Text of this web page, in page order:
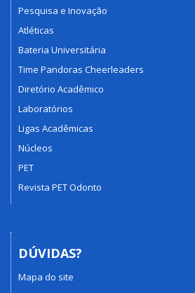
Pesquisa e Inovação
Atléticas
Bateria Universitária
Time Pandoras Cheerleaders
Diretório Acadêmico
Laboratórios
Ligas Acadêmicas
Núcleos
PET
Revista PET Odonto
DÚVIDAS?
Mapa do site